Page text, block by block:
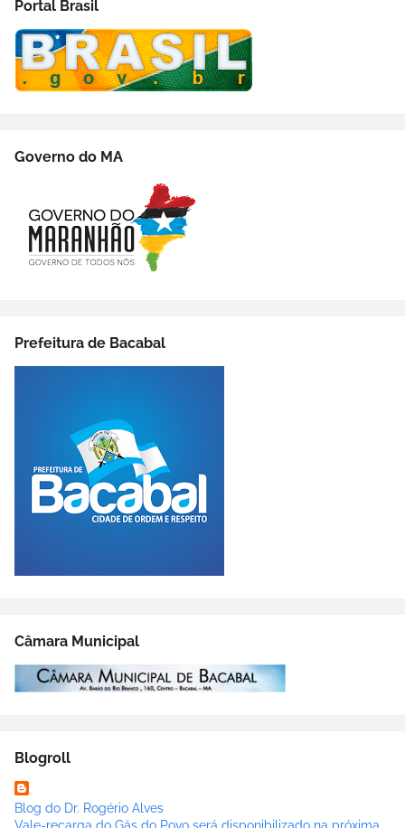
Portal Brasil
Governo do MA
Prefeitura de Bacabal
Câmara Municipal
Blogroll
Blog do Dr. Rogério Alves